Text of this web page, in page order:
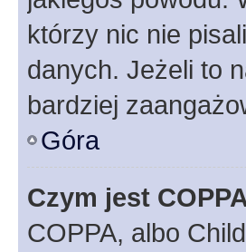
którzy nic nie
danych. Jeżeli to
bardziej
Góra
Czym jest
COPPA, albo